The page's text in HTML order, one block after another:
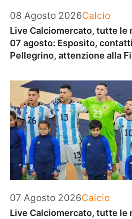
08 Agosto 2026Categorie
Calcio
Live Calciomercato, tutte le
07 agosto: Esposito,
Pellegrino, attenzione alla
07 Agosto 2026Categorie
Calcio
Live Calciomercato, tutte le